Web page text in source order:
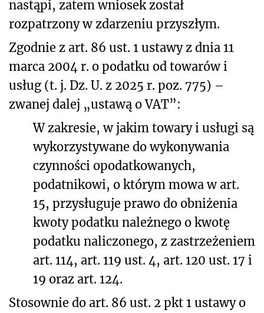
nastąpi, zatem wniosek został
rozpatrzony w zdarzeniu przyszłym.
Zgodnie z art. 86 ust. 1 ustawy z dnia 11
marca 2004 r. o podatku od towarów i
usług (t. j. Dz. U. z 2025 r. poz. 775) –
zwanej dalej „ustawą o VAT”:
W zakresie, w jakim towary i usługi są
wykorzystywane do wykonywania
czynności opodatkowanych,
podatnikowi, o którym mowa w art.
15, przysługuje prawo do obniżenia
kwoty podatku należnego o kwotę
podatku naliczonego, z zastrzeżeniem
art. 114, art. 119 ust. 4, art. 120 ust. 17 i
19 oraz art. 124.
Stosownie do art. 86 ust. 2 pkt 1 ustawy o